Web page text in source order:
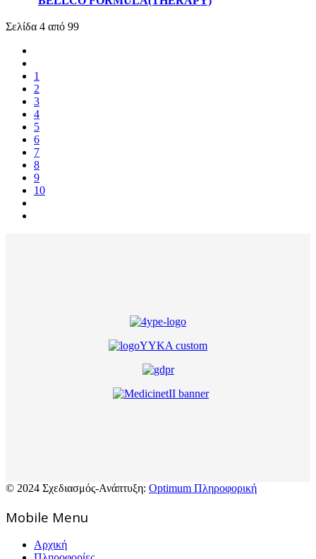
Σελίδα 4 από 99
1
2
3
4
5
6
7
8
9
10
© 2024 Σχεδιασμός-Ανάπτυξη: Optimum Πληροφορική
Mοbile Menu
Αρχική